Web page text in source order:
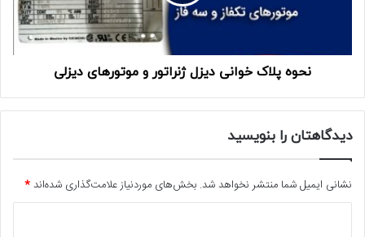
نحوه پلاک‌ خوانی دیزل ژنراتور و موتورهای دیزلی
دیدگاهتان را بنویسید
نشانی ایمیل شما منتشر نخواهد شد. بخش‌های موردنیاز علامت‌گذاری شده‌اند*